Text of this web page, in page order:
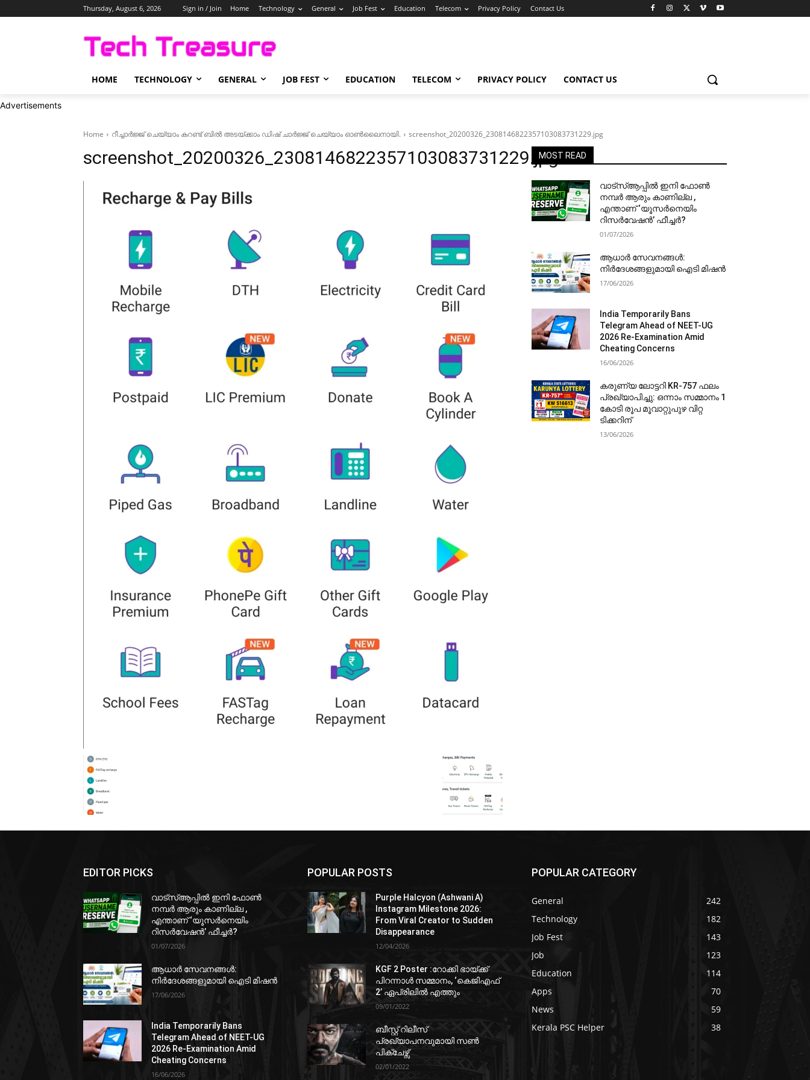
Thursday, August 6, 2026 Sign in / Join Home Technology General Job Fest Education Telecom Privacy Policy Contact Us
HOME TECHNOLOGY GENERAL JOB FEST EDUCATION TELECOM PRIVACY POLICY CONTACT US
Advertisements
Home റീച്ചാർജ്ജ് ചെയ്യാം കറണ്ട് ബിൽ അടയ്ക്കാം ഡിഷ് ചാർജ്ജ് ചെയ്യാം ഓൺലൈനായി. screenshot_20200326_2308146822357103083731229.jpg
screenshot_20200326_2308146822357103083731229.jpgMOST READ
വാട്‌സ്ആപ്പിൽ ഇനി ഫോൺ
നമ്പർ ആരും കാണില്ല ,
എന്താണ് ‘യൂസർനെയിം
റിസർവേഷൻ’ ഫീച്ചർ?
01/07/2026
ആധാർ സേവനങ്ങൾ:
നിർദേശങ്ങളുമായി ഐടി മിഷൻ
17/06/2026
India Temporarily Bans
Telegram Ahead of NEET-UG
2026 Re-Examination Amid
Cheating Concerns
16/06/2026
കരുണ്യ ലോട്ടറി KR-757 ഫലം
പ്രഖ്യാപിച്ചു: ഒന്നാം സമ്മാനം 1
കോടി രൂപ മൂവാറ്റുപുഴ വിറ്റ
ടിക്കറിന്
13/06/2026
EDITOR PICKS
വാട്‌സ്ആപ്പിൽ ഇനി ഫോൺ
നമ്പർ ആരും കാണില്ല ,
എന്താണ് ‘യൂസർനെയിം
റിസർവേഷൻ’ ഫീച്ചർ?
01/07/2026
ആധാർ സേവനങ്ങൾ:
നിർദേശങ്ങളുമായി ഐടി മിഷൻ
17/06/2026
India Temporarily Bans
Telegram Ahead of NEET-UG
2026 Re-Examination Amid
Cheating Concerns
16/06/2026
POPULAR POSTS
Purple Halcyon (Ashwani A)
Instagram Milestone 2026:
From Viral Creator to Sudden
Disappearance
12/04/2026
KGF 2 Poster :റോക്കി ഭായ്ക്ക്
പിറന്നാൾ സമ്മാനം, ‘കെജിഎഫ്
2’ ഏപ്രിലിൽ എത്തും
09/01/2022
ബീസ്റ്റ് റിലീസ്
പ്രഖ്യാപനവുമായി സണ്‍
പിക്ചേഴ്സ്
02/01/2022
POPULAR CATEGORY
General
242
Technology
182
Job Fest
143
Job
123
Education
114
Apps
70
News
59
Kerala PSC Helper
38